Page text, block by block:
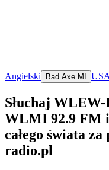
Angielski Bad Axe MI USA
Słuchaj
WLMI 92.9 FM
całego świata
radio.pl